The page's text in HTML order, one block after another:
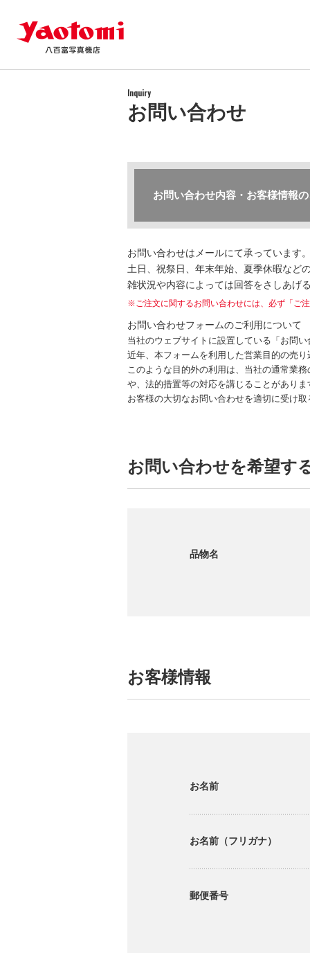
Inquiry
お問い合わせ
お問い合わせ内容・お客様情報
お問い合わせはメールにて承っています
土日、祝祭日、年末年始、夏季休暇など
雑状況や内容によっては回答をさしあげ
※ご注文に関するお問い合わせには、必ず「ご
お問い合わせフォームのご利用について
当社のウェブサイトに設置している「お問
近年、本フォームを利用した営業目的の売
このような目的外の利用は、当社の通常業
や、法的措置等の対応を講じることがありま
お客様の大切なお問い合わせを適切に受け
お問い合わせを希望す
品物名
お客様情報
お名前
お名前（フリガナ）
郵便番号